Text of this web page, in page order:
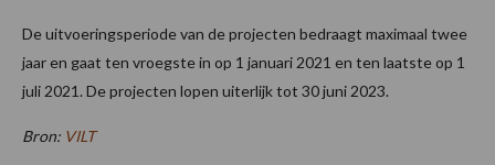
De uitvoeringsperiode van de projecten bedraagt maximaal twee
jaar en gaat ten vroegste in op 1 januari 2021 en ten laatste op 1
juli 2021. De projecten lopen uiterlijk tot 30 juni 2023.
Bron: VILT